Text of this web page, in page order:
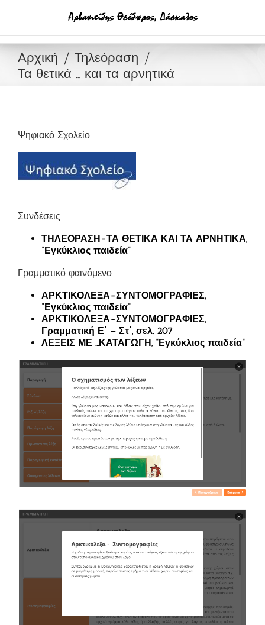
Αρχική
Τηλεόραση
Τα θετικά … και τα αρνητικά
Ψηφιακό Σχολείο
Συνδέσεις
ΤΗΛΕΟΡΑΣΗ-ΤΑ ΘΕΤΙΚΑ ΚΑΙ ΤΑ ΑΡΝΗΤΙΚΑ,
“Εγκύκλιος παιδεία”
Γραμματικό φαινόμενο
ΑΡΚΤΙΚΟΛΕΞΑ-ΣΥΝΤΟΜΟΓΡΑΦΙΕΣ,
“Εγκύκλιος παιδεία”
ΑΡΚΤΙΚΟΛΕΞΑ-ΣΥΝΤΟΜΟΓΡΑΦΙΕΣ,
Γραμματική Ε΄ – Στ΄, σελ. 207
ΛΕΞΕΙΣ ΜΕ …ΚΑΤΑΓΩΓΗ, “Εγκύκλιος παιδεία”